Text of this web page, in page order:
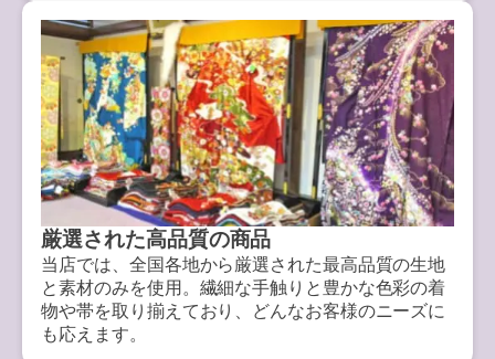
厳選された高品質の商品
当店では、全国各地から厳選された最高品質の生地
と素材のみを使用。繊細な手触りと豊かな色彩の着
物や帯を取り揃えており、どんなお客様のニーズに
も応えます。